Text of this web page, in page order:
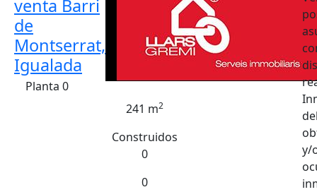
venta Barri
de
Montserrat,
Igualada
Planta 0
241 m2
Construidos
0
0
y/